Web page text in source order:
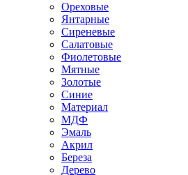
Ореховые
Янтарные
Сиреневые
Салатовые
Фиолетовые
Мятные
Золотые
Синие
Материал
МДФ
Эмаль
Акрил
Береза
Дерево